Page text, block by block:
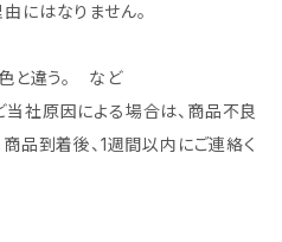
にはなりません。
と違う。 など
社原因による場合は、商品不良
品到着後、1週間以内にご連絡く